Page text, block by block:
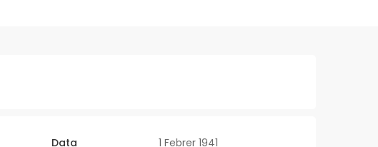
Data
1 Febrer 1941